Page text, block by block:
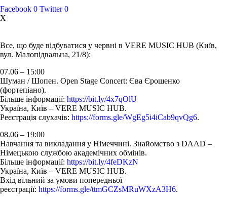
Facebook 0 Twitter 0
X
Все, що буде відбуватися у червні в VERE MUSIC HUB (Київ,
вул. Малопідвальна, 21/8):
07.06 – 15:00
Шуман / Шопен. Open Stage Concert: Єва Єрошенко
(фортепіано).
Більше інформації: https://bit.ly/4x7qOlU
Україна, Київ – VERE MUSIC HUB.
Реєстрація слухачів: https://forms.gle/WgEg5i4iCab9qvQg6.
08.06 – 19:00
Навчання та викладання у Німеччині. Знайомство з DAAD –
Німецькою службою академічних обмінів.
Більше інформації: https://bit.ly/4feDKzN
Україна, Київ – VERE MUSIC HUB.
Вхід вільний за умови попередньої
реєстрації: https://forms.gle/ttmGCZsMRuWXzA3H6.